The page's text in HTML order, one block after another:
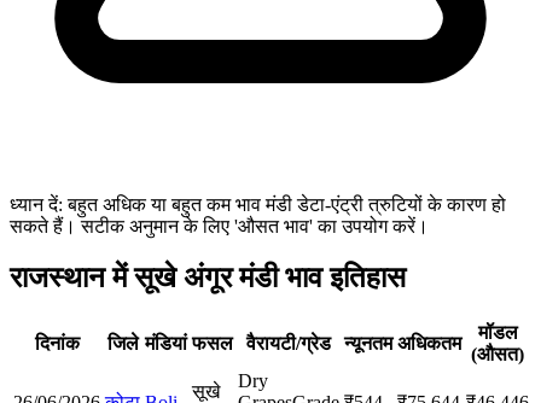
ध्यान दें: बहुत अधिक या बहुत कम भाव मंडी डेटा-एंट्री त्रुटियों के कारण हो
सकते हैं। सटीक अनुमान के लिए 'औसत भाव' का उपयोग करें।
राजस्थान में सूखे अंगूर मंडी भाव इतिहास
दिनांक जिले मंडियां फसल वैरायटी/ग्रेड न्यूनतम अधिकतम
मॉडल
(औसत)
सूखे
Dry